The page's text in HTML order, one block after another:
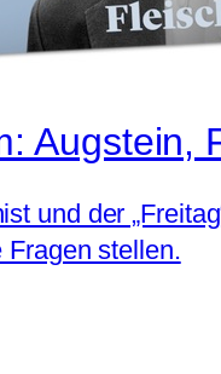
Augstein,
und der
Fragen stellen.